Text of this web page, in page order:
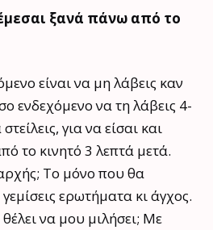
ξανά πάνω από το
είναι να μη λάβεις καν
ενδεχόμενο να τη λάβεις 4-
για να είσαι και
το κινητό 3 λεπτά μετά.
αρχής; Το μόνο που θα
ερωτήματα κι άγχος.
θέλει να μου μιλήσει; Με